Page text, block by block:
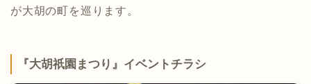
が大胡の町を巡ります。
『大胡祇園まつり』イベントチラシ